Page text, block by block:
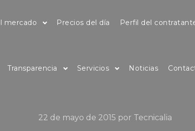
mercado Precios del día Perfil del
Transparencia Servicios Noticias
22 de mayo de 2015 por Tecnicalia